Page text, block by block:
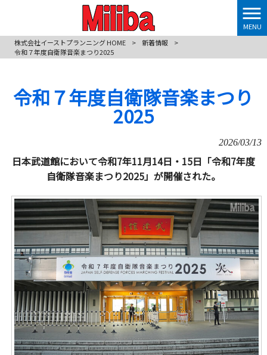
MENU
株式会社イーストプランニング HOME
> 新着情報
>
令和７年度自衛隊音楽まつり2025
令和７年度自衛隊音楽まつり
2025
2026/03/13
日本武道館において令和7年11月14日・15日「令和7年度
自衛隊音楽まつり2025」が開催された。